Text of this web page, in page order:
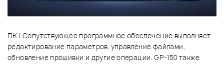
ПК | Сопутствующее программное обеспечение выполняет
редактирование параметров, управление файлами,
обновление прошивки и другие операции. GP-150 также